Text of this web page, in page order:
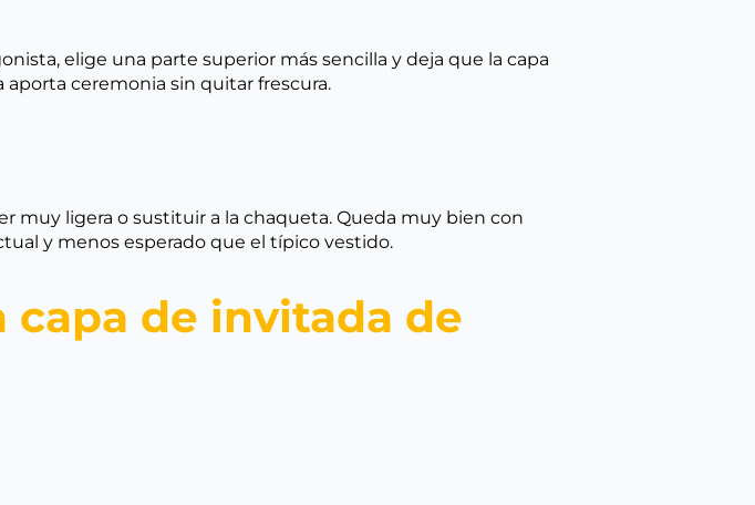
elige una parte superior más sencilla y deja que la capa
ceremonia sin quitar frescura.
muy ligera o sustituir a la chaqueta. Queda muy bien con
y menos esperado que el típico vestido.
capa de invitada de